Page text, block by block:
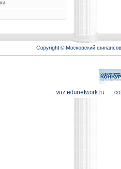
Copyright © Московский
vuz.edunetwork.ru